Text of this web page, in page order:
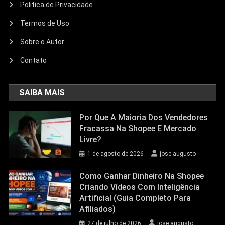
Politica de Privacidade
Termos de Uso
Sobre o Autor
Contato
SAIBA MAIS
Por Que A Maioria Dos Vendedores
Fracassa Na Shopee E Mercado
Livre?
1 de agosto de 2026 jose augusto
Como Ganhar Dinheiro Na Shopee
Criando Vídeos Com Inteligência
Artificial (Guia Completo Para
Afiliados)
27 de julho de 2026 jose augusto